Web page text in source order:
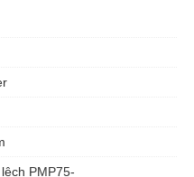
PMP75-